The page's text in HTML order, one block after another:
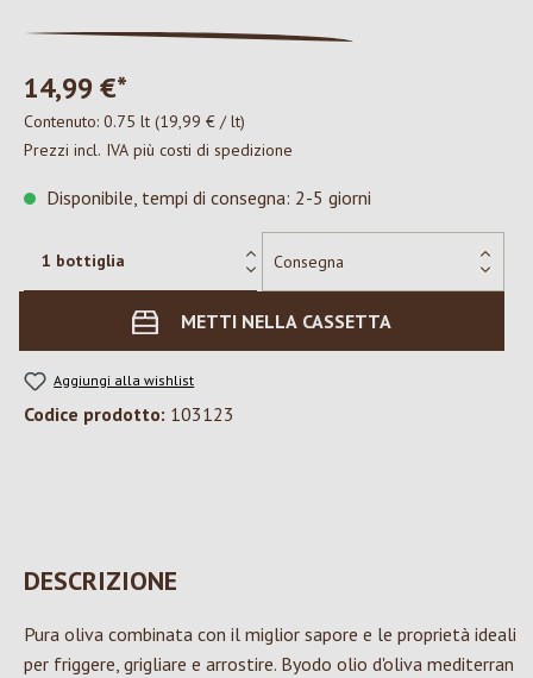
14,99 €*
Contenuto: 0.75 lt (19,99 € / lt)
Prezzi incl. IVA più costi di spedizione
Disponibile, tempi di consegna: 2-5 giorni
METTI NELLA CASSETTA
Aggiungi alla wishlist
Codice prodotto: 103123
DESCRIZIONE
Pura oliva combinata con il miglior sapore e le proprietà ideali
per friggere, grigliare e arrostire. Byodo olio d'oliva mediterran